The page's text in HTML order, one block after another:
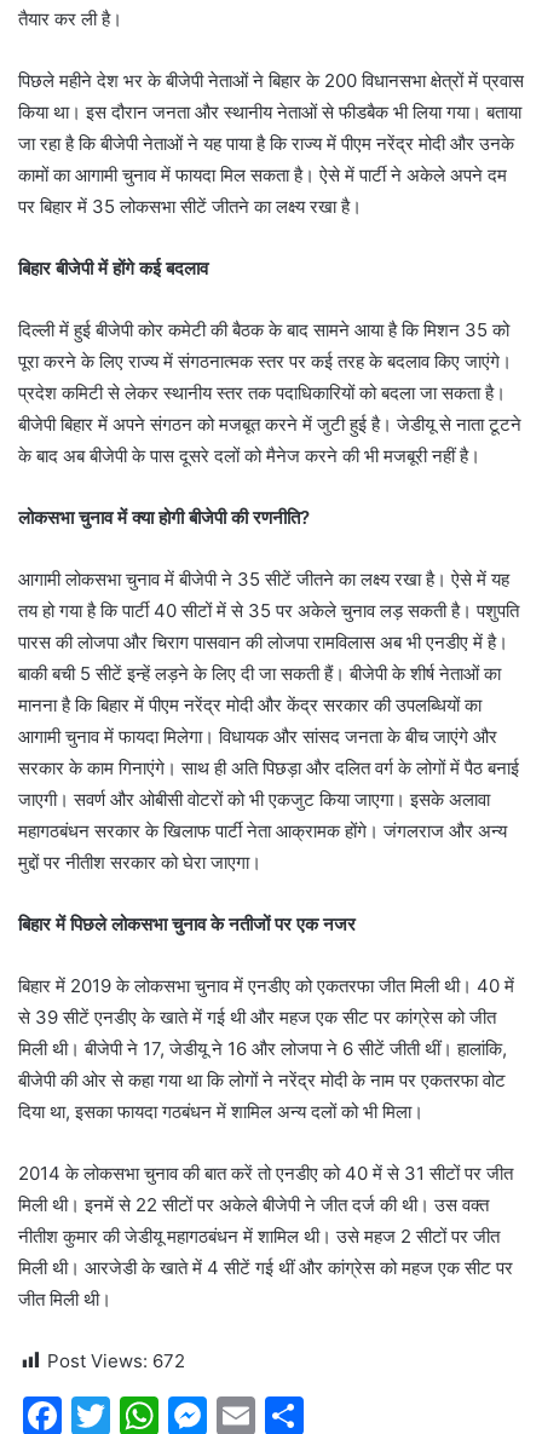
तैयार कर ली है।
पिछले महीने देश भर के बीजेपी नेताओं ने बिहार के 200 विधानसभा क्षेत्रों में प्रवास
किया था। इस दौरान जनता और स्थानीय नेताओं से फीडबैक भी लिया गया। बताया
जा रहा है कि बीजेपी नेताओं ने यह पाया है कि राज्य में पीएम नरेंद्र मोदी और उनके
कामों का आगामी चुनाव में फायदा मिल सकता है। ऐसे में पार्टी ने अकेले अपने दम
पर बिहार में 35 लोकसभा सीटें जीतने का लक्ष्य रखा है।
बिहार बीजेपी में होंगे कई बदलाव
दिल्ली में हुई बीजेपी कोर कमेटी की बैठक के बाद सामने आया है कि मिशन 35 को
पूरा करने के लिए राज्य में संगठनात्मक स्तर पर कई तरह के बदलाव किए जाएंगे।
प्रदेश कमिटी से लेकर स्थानीय स्तर तक पदाधिकारियों को बदला जा सकता है।
बीजेपी बिहार में अपने संगठन को मजबूत करने में जुटी हुई है। जेडीयू से नाता टूटने
के बाद अब बीजेपी के पास दूसरे दलों को मैनेज करने की भी मजबूरी नहीं है।
लोकसभा चुनाव में क्या होगी बीजेपी की रणनीति?
आगामी लोकसभा चुनाव में बीजेपी ने 35 सीटें जीतने का लक्ष्य रखा है। ऐसे में यह
तय हो गया है कि पार्टी 40 सीटों में से 35 पर अकेले चुनाव लड़ सकती है। पशुपति
पारस की लोजपा और चिराग पासवान की लोजपा रामविलास अब भी एनडीए में है।
बाकी बची 5 सीटें इन्हें लड़ने के लिए दी जा सकती हैं। बीजेपी के शीर्ष नेताओं का
मानना है कि बिहार में पीएम नरेंद्र मोदी और केंद्र सरकार की उपलब्धियों का
आगामी चुनाव में फायदा मिलेगा। विधायक और सांसद जनता के बीच जाएंगे और
सरकार के काम गिनाएंगे। साथ ही अति पिछड़ा और दलित वर्ग के लोगों में पैठ बनाई
जाएगी। सवर्ण और ओबीसी वोटरों को भी एकजुट किया जाएगा। इसके अलावा
महागठबंधन सरकार के खिलाफ पार्टी नेता आक्रामक होंगे। जंगलराज और अन्य
मुद्दों पर नीतीश सरकार को घेरा जाएगा।
बिहार में पिछले लोकसभा चुनाव के नतीजों पर एक नजर
बिहार में 2019 के लोकसभा चुनाव में एनडीए को एकतरफा जीत मिली थी। 40 में
से 39 सीटें एनडीए के खाते में गई थी और महज एक सीट पर कांग्रेस को जीत
मिली थी। बीजेपी ने 17, जेडीयू ने 16 और लोजपा ने 6 सीटें जीती थीं। हालांकि,
बीजेपी की ओर से कहा गया था कि लोगों ने नरेंद्र मोदी के नाम पर एकतरफा वोट
दिया था, इसका फायदा गठबंधन में शामिल अन्य दलों को भी मिला।
2014 के लोकसभा चुनाव की बात करें तो एनडीए को 40 में से 31 सीटों पर जीत
मिली थी। इनमें से 22 सीटों पर अकेले बीजेपी ने जीत दर्ज की थी। उस वक्त
नीतीश कुमार की जेडीयू महागठबंधन में शामिल थी। उसे महज 2 सीटों पर जीत
मिली थी। आरजेडी के खाते में 4 सीटें गई थीं और कांग्रेस को महज एक सीट पर
जीत मिली थी।
Post Views: 672
F
T
W M E